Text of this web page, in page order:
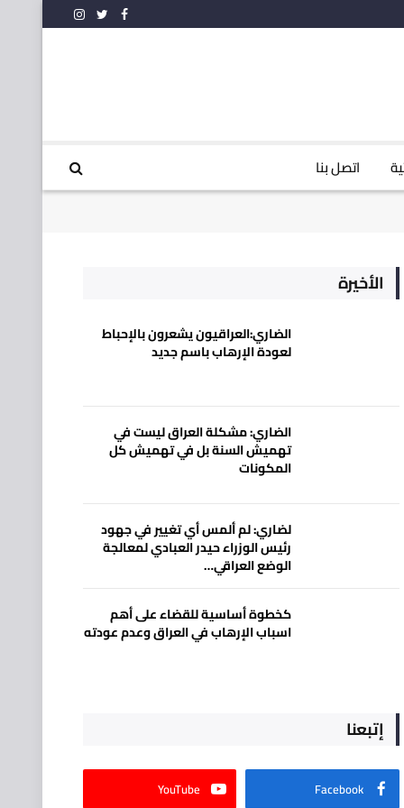
فيسبوك
تويترالانستغرام
اتصل بنا
الأخيرة
الضاري:العراقيون يشعرون بالإحباط
لعودة الإرهاب باسم جديد
الضاري: مشكلة العراق ليست في
تهميش السنة بل في تهميش كل
المكونات
لضاري: لم ألمس أي تغيير في جهود
رئيس الوزراء حيدر العبادي لمعالجة
الوضع العراقي…
كخطوة أساسية للقضاء على أهم
اسباب الإرهاب في العراق وعدم عودته
إتبعنا
Facebook
YouTube